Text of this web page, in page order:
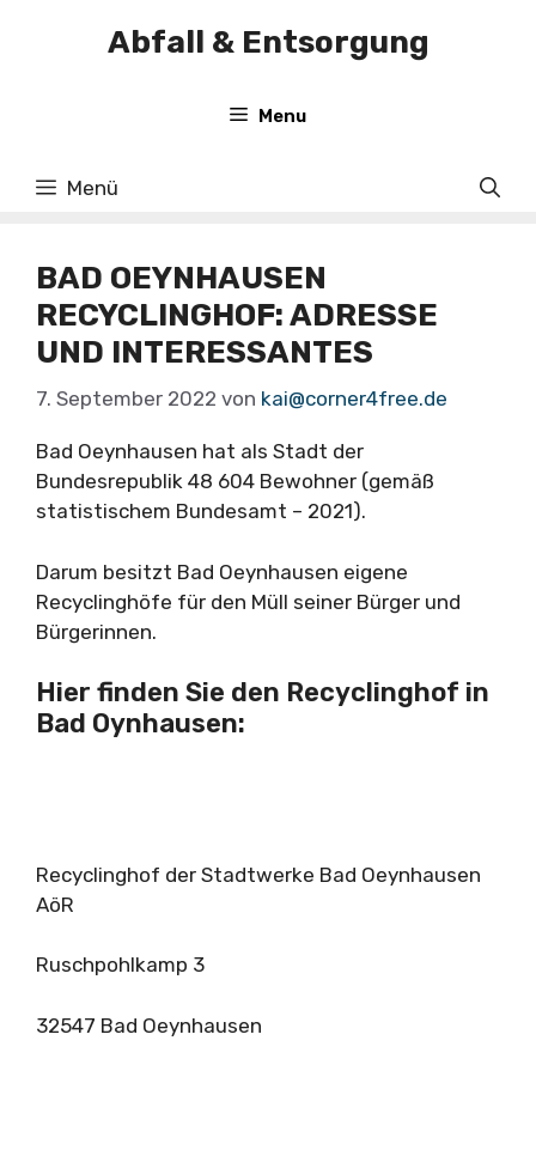
Abfall & Entsorgung
Menu
Menü
BAD OEYNHAUSEN
RECYCLINGHOF: ADRESSE
UND INTERESSANTES
7. September 2022 von kai@corner4free.de
Bad Oeynhausen hat als Stadt der
Bundesrepublik 48 604 Bewohner (gemäß
statistischem Bundesamt – 2021).
Darum besitzt Bad Oeynhausen eigene
Recyclinghöfe für den Müll seiner Bürger und
Bürgerinnen.
Hier finden Sie den Recyclinghof in
Bad Oynhausen:
Recyclinghof der Stadtwerke Bad Oeynhausen
AöR
Ruschpohlkamp 3
32547 Bad Oeynhausen